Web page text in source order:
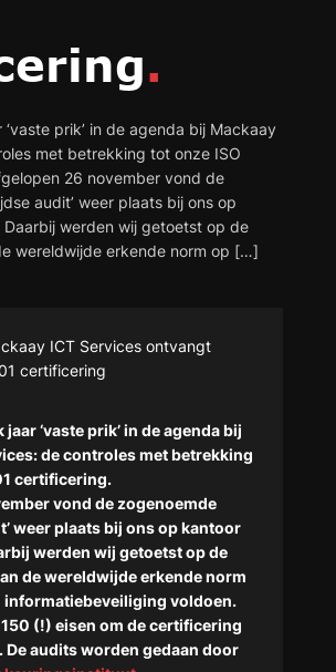
.
prik’ in de agenda bij Mackaay
met betrekking tot onze ISO
26 november vond de
audit’ weer plaats bij ons op
werden wij getoetst op de
wereldwijde erkende norm op […]
ICT Services ontvangt
certificering
‘vaste prik’ in de agenda bij
de controles met betrekking
certificering.
vond de zogenoemde
weer plaats bij ons op kantoor
werden wij getoetst op de
de wereldwijde erkende norm
informatiebeveiliging voldoen.
(!) eisen om de certificering
De audits worden gedaan door